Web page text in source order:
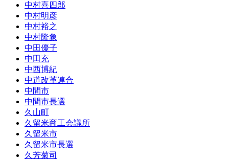
中村喜四郎
中村明彦
中村裕之
中村隆象
中田優子
中田充
中西博紀
中道改革連合
中間市
中間市長選
久山町
久留米商工会議所
久留米市
久留米市長選
久芳菊司